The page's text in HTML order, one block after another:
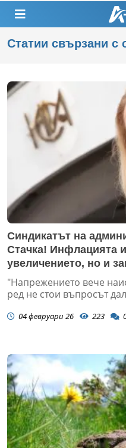
Статии свързани с
Синдикатът на
Стачка! Инфлацията
увеличението, но и
"Напрежението вече
ред не стои въпросът
04 февруари 26 223